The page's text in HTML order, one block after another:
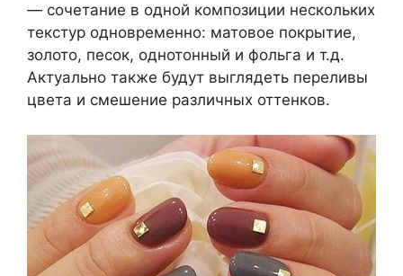
— сочетание в одной композиции нескольких
текстур одновременно: матовое покрытие,
золото, песок, однотонный и фольга и т.д.
Актуально также будут выглядеть переливы
цвета и смешение различных оттенков.